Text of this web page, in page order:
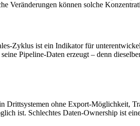
Veränderungen können solche
Zyklus ist ein Indikator für
Pipeline-Daten erzeugt – denn
Drittsystemen ohne Export-Möglichkeit,
ist. Schlechtes Daten-Ownership ist